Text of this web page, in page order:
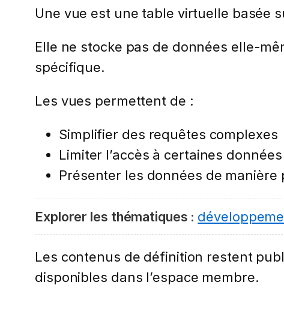
Une vue est une table virtuelle basée
Elle ne stocke pas de données elle-
spécifique.
Les vues permettent de :
Simplifier des requêtes complexes
Limiter l’accès à certaines données
Présenter les données de
Explorer les thématiques :
Les contenus de définition restent
disponibles dans l’espace membre.